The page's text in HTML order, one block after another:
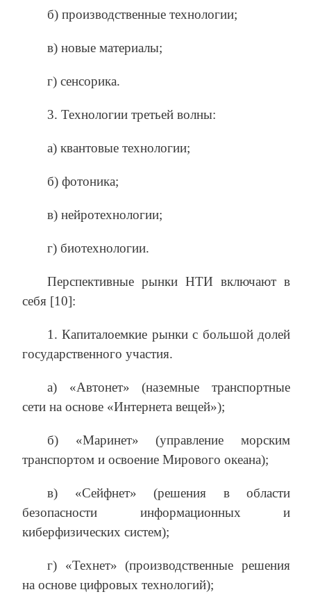
б) производственные технологии;
в) новые материалы;
г) сенсорика.
3. Технологии третьей волны:
а) квантовые технологии;
б) фотоника;
в) нейротехнологии;
г) биотехнологии.
Перспективные рынки НТИ включают в
себя [10]:
1. Капиталоемкие рынки с большой долей
государственного участия.
а) «Автонет» (наземные транспортные
сети на основе «Интернета вещей»);
б) «Маринет» (управление морским
транспортом и освоение Мирового океана);
в) «Сейфнет» (решения в области
безопасности информационных и
киберфизических систем);
г) «Технет» (производственные решения
на основе цифровых технологий);